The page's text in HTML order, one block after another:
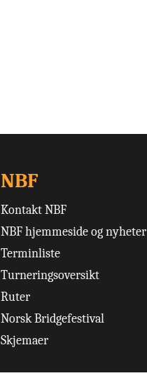
NBF
Kontakt NBF
NBF hjemmeside og nyheter
Terminliste
Turneringsoversikt
Ruter
Norsk Bridgefestival
Skjemaer